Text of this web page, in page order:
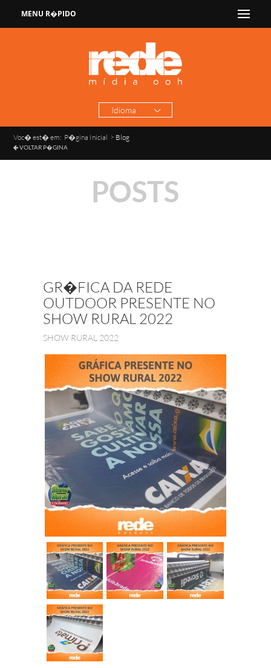
MENU R�PIDO
Idioma
Voc� est� em: P�gina Inicial > Blog
VOLTAR P�GINA
POSTS
GR�FICA DA REDE
OUTDOOR PRESENTE NO
SHOW RURAL 2022
SHOW RURAL 2022